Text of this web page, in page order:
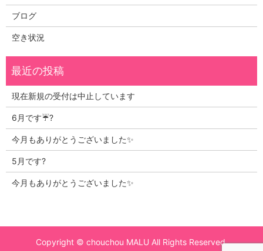
ブログ
空き状況
現在新規の受付は中止しています
6月です☔?
今月もありがとうございました✨
5月です?
今月もありがとうございました✨
Copyright © chouchou MALU All Rights Reserved.